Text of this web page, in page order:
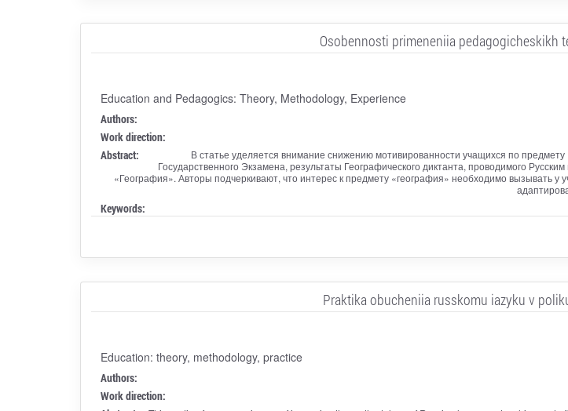
Osobennosti primeneniia pedagogicheskikh
Education and Pedagogics: Theory, Methodology, Experience
Authors:
Work direction:
Abstract:
В статье уделяется внимание снижению мотивированности учащихся по
Государственного Экзамена, результаты Географического диктанта, проводимого
«География». Авторы подчеркивают, что интерес к предмету «география» необходимо вызывать у
Keywords:
Praktika obucheniia russkomu iazyku v
Education: theory, methodology, practice
Authors:
Work direction: